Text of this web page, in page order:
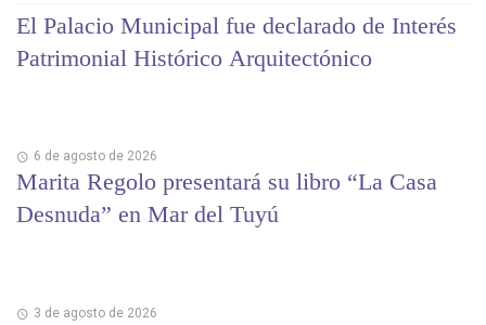
El Palacio Municipal fue declarado de Interés
Patrimonial Histórico Arquitectónico
6 de agosto de 2026
Marita Regolo presentará su libro “La Casa
Desnuda” en Mar del Tuyú
3 de agosto de 2026